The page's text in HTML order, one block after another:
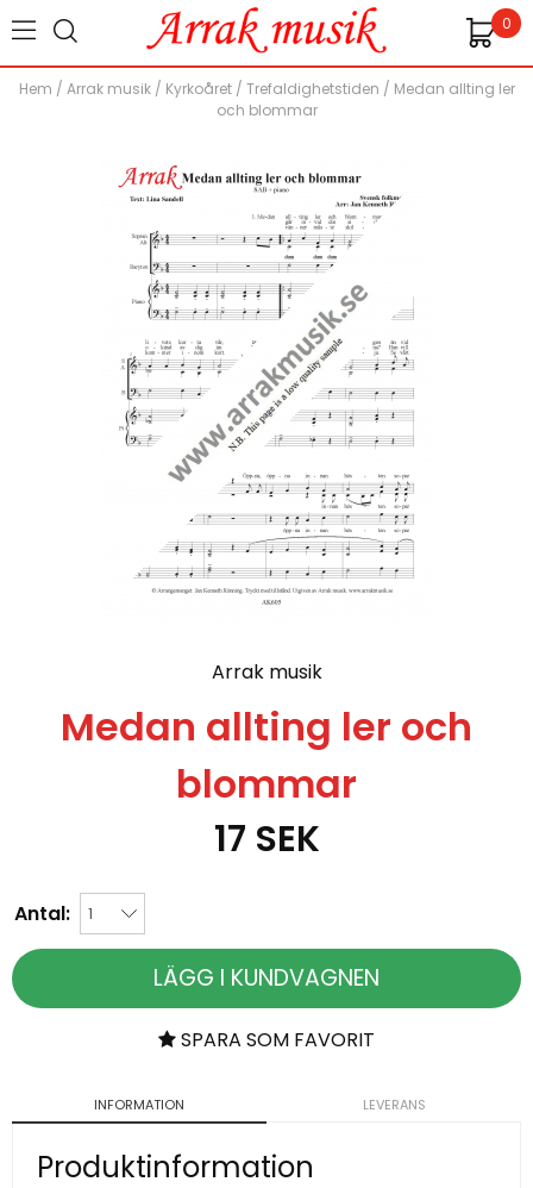
0
Hem / Arrak musik/ Kyrkoåret/ Trefaldighetstiden / Medan allting ler
och blommar
Arrak musik
Medan allting ler och
blommar
17 SEK
Antal:
LÄGG I KUNDVAGNEN
SPARA SOM FAVORIT
INFORMATION LEVERANS
Produktinformation